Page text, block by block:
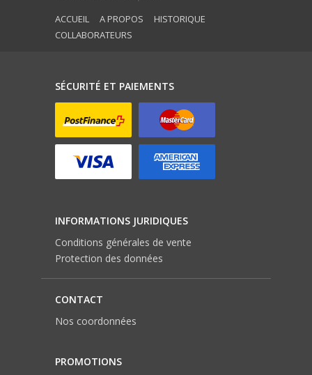
ACCUEIL A PROPOS
HISTORIQUE
COLLABORATEURS
SÉCURITÉ ET PAIEMENTS
INFORMATIONS JURIDIQUES
Conditions générales de vente
Protection des données
CONTACT
Nos coordonnées
PROMOTIONS